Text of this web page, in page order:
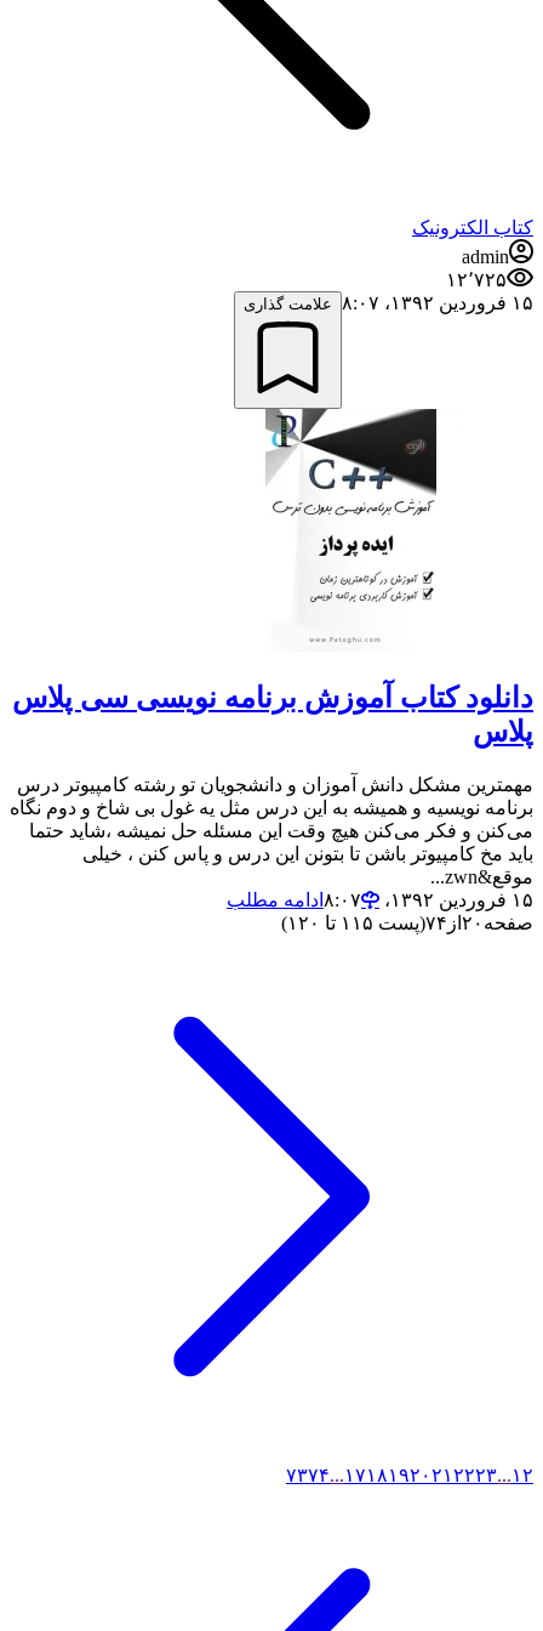
کتاب الکترونیک
admin
۱۲٬۷۲۵
۱۵ فروردین ۱۳۹۲،‏ ۸:۰۷
علامت گذاری
دانلود کتاب آموزش برنامه نویسی سی پلاس
پلاس
مهمترین مشکل دانش آموزان و دانشجویان تو رشته کامپیوتر درس
برنامه نویسیه و همیشه به این درس مثل یه غول بی شاخ و دوم نگاه
می‌کنن و فکر می‌‌کنن هیچ وقت این مسئله حل نمیشه ،شاید حتما
باید مخ کامپیوتر باشن تا بتونن این درس و پاس کنن ، خیلی
موقع&zwn...
۱۵ فروردین ۱۳۹۲،‏ ۸:۰۷
ادامه مطلب
صفحه ۲۰ از ۷۴(پست ۱۱۵ تا ۱۲۰)
۱۲ ... ۱۷۱۸۱۹۲۰۲۱۲۲۲۳ ... ۷۳۷۴